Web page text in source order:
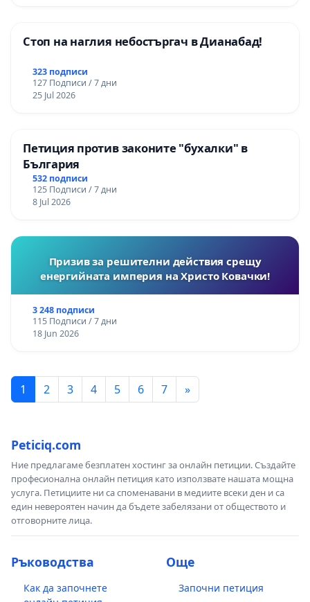
Стоп на наглия небостъргач в Дианабад!
323 подписи
127 Подписи / 7 дни
25 Jul 2026
Петиция против законите "бухалки" в
България
532 подписи
125 Подписи / 7 дни
8 Jul 2026
Призив за решителни действия срещу
енергийната империя на Христо Ковачки!
3 248 подписи
115 Подписи / 7 дни
18 Jun 2026
1 2 3 4 5 6 7 »
Peticiq.com
Ние предлагаме безплатен хостинг за онлайн петиции. Създайте
професионална онлайн петиция като използвате нашата мощна
услуга. Петициите ни са споменавани в медиите всеки ден и са
един невероятен начин да бъдете забелязани от обществото и
отговорните лица.
Ръководства
Как да започнете
Още
Започни петиция